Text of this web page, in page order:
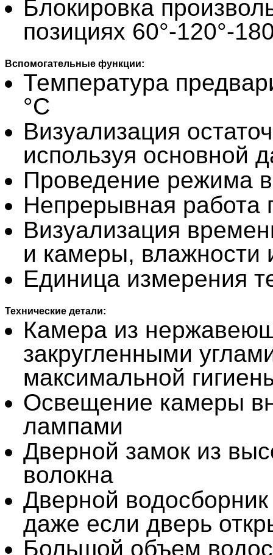
Блокировка
позициях 60°-120°-
Вспомогательные функции:
Температура
°С
Визуализация
используя основной
Проведение режима
Непрерывная работа
Визуализация
и камеры, влажности
Единица измерения
Технические детали:
Камера из
закругленными
максимальной
Освещение камеры
лампами
Дверной замок из
волокна
Дверной
даже если дверь
Большой объем